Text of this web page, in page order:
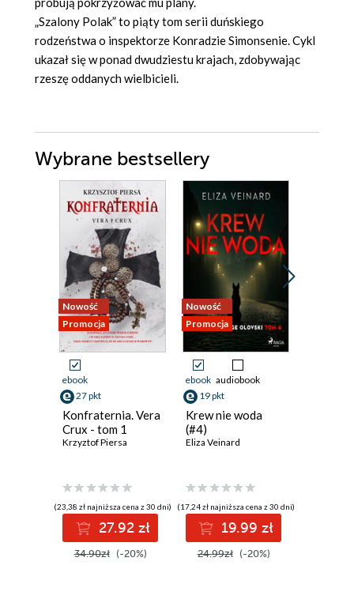
„Szalony Polak” to piąty tom serii duńskiego
rodzeństwa o inspektorze Konradzie Simonsenie. Cykl
ukazał się w ponad dwudziestu krajach, zdobywając
rzeszę oddanych wielbicieli.
Wybrane bestsellery
Nowość
Promocja
ebook
27 pkt
Konfraternia. Vera
Crux - tom 1
Krzyztof Piersa
(23,38 zł najniższa cena z 30 dni)
27.92 zł
34.90zł (-20%)
Nowość
Promocja
ebook audiobook
19 pkt
Krew nie woda
(#4)
Eliza Veinard
(17,24 zł najniższa cena z 30 dni)
19.99 zł
24.99zł (-20%)